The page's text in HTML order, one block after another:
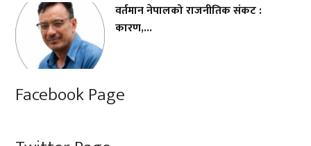
वर्तमान नेपालको राजनीतिक संकट :
कारण,...
Facebook Page